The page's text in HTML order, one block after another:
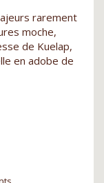
rarement
moche,
de Kuelap,
en adobe de